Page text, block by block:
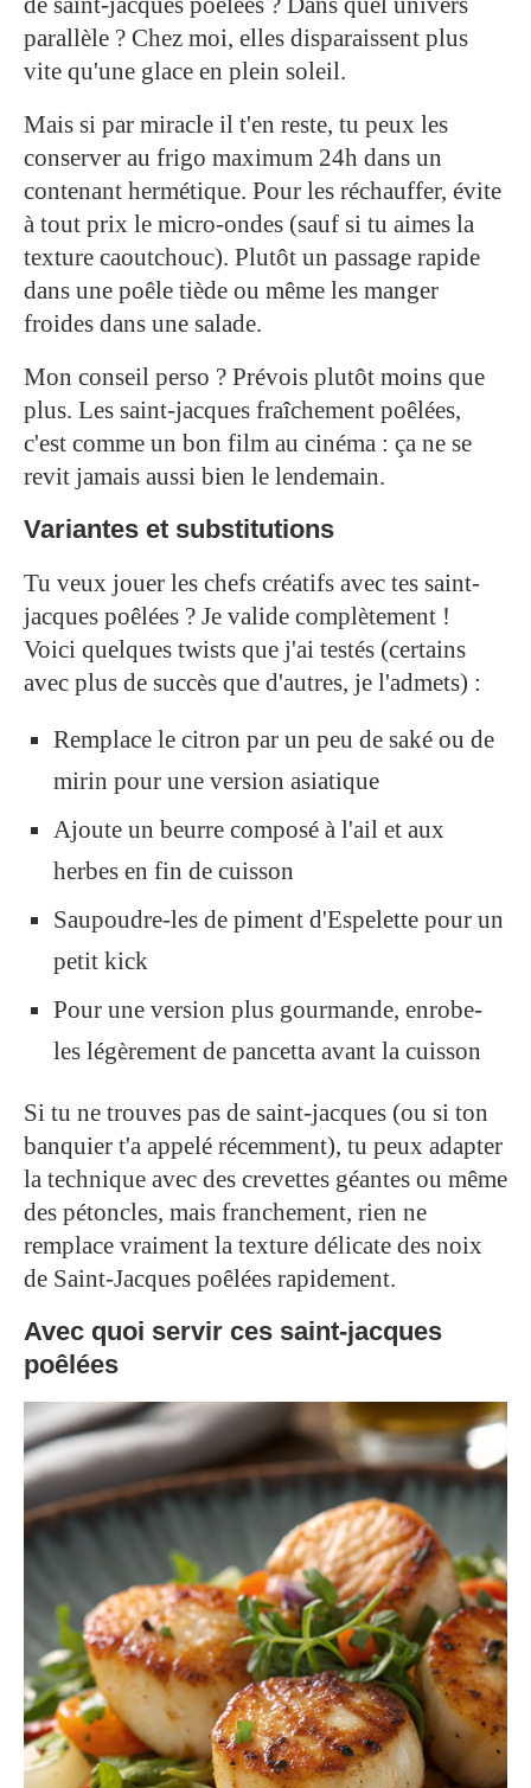
parallèle ? Chez moi, elles disparaissent plus
vite qu'une glace en plein soleil.
Mais si par miracle il t'en reste, tu peux les
conserver au frigo maximum 24h dans un
contenant hermétique. Pour les réchauffer, évite
à tout prix le micro-ondes (sauf si tu aimes la
texture caoutchouc). Plutôt un passage rapide
dans une poêle tiède ou même les manger
froides dans une salade.
Mon conseil perso ? Prévois plutôt moins que
plus. Les saint-jacques fraîchement poêlées,
c'est comme un bon film au cinéma : ça ne se
revit jamais aussi bien le lendemain.
Variantes et substitutions
Tu veux jouer les chefs créatifs avec tes saint-
jacques poêlées ? Je valide complètement !
Voici quelques twists que j'ai testés (certains
avec plus de succès que d'autres, je l'admets) :
Remplace le citron par un peu de saké ou de
mirin pour une version asiatique
Ajoute un beurre composé à l'ail et aux
herbes en fin de cuisson
Saupoudre-les de piment d'Espelette pour un
petit kick
Pour une version plus gourmande, enrobe-
les légèrement de pancetta avant la cuisson
Si tu ne trouves pas de saint-jacques (ou si ton
banquier t'a appelé récemment), tu peux adapter
la technique avec des crevettes géantes ou même
des pétoncles, mais franchement, rien ne
remplace vraiment la texture délicate des noix
de Saint-Jacques poêlées rapidement.
Avec quoi servir ces saint-jacques
poêlées